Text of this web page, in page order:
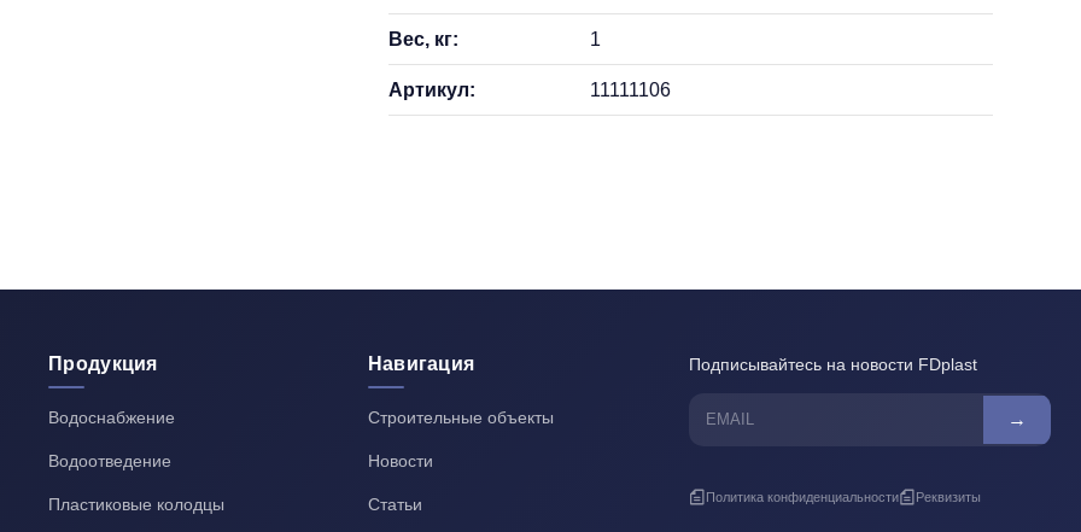
Вес, кг: 1
Артикул: 11111106
Продукция
Водоснабжение
Водоотведение
Пластиковые колодцы
Навигация
Строительные объекты
Новости
Статьи
Подписывайтесь на новости FDplast
→
Политика конфиденциальности Реквизиты